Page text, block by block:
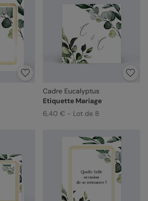
Cadre Eucalyptus
Etiquette Mariage
6,40 € - Lot de 8